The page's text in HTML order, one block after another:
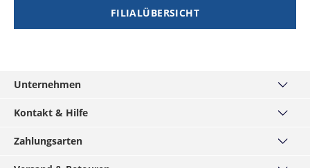
FILIALÜBERSICHT
Unternehmen
MÄNNERKARTE
Kontakt & Hilfe
Zahlungsarten